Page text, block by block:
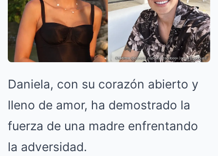
Daniela, con su corazón abierto y
lleno de amor, ha demostrado la
fuerza de una madre enfrentando
la adversidad.